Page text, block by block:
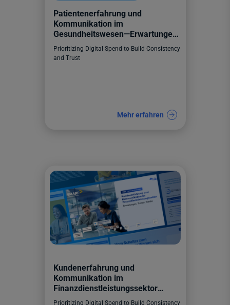
Patientenerfahrung und
Kommunikation im
Gesundheitswesen—Erwartungen,
Trends, Kanäle
Prioritizing Digital Spend to Build Consistency
and Trust
Mehr erfahren
Kundenerfahrung und
Kommunikation im
Finanzdienstleistungssektor
Erwartungen, Trends, Kanäle
Prioritizing Digital Spend to Build Consistency